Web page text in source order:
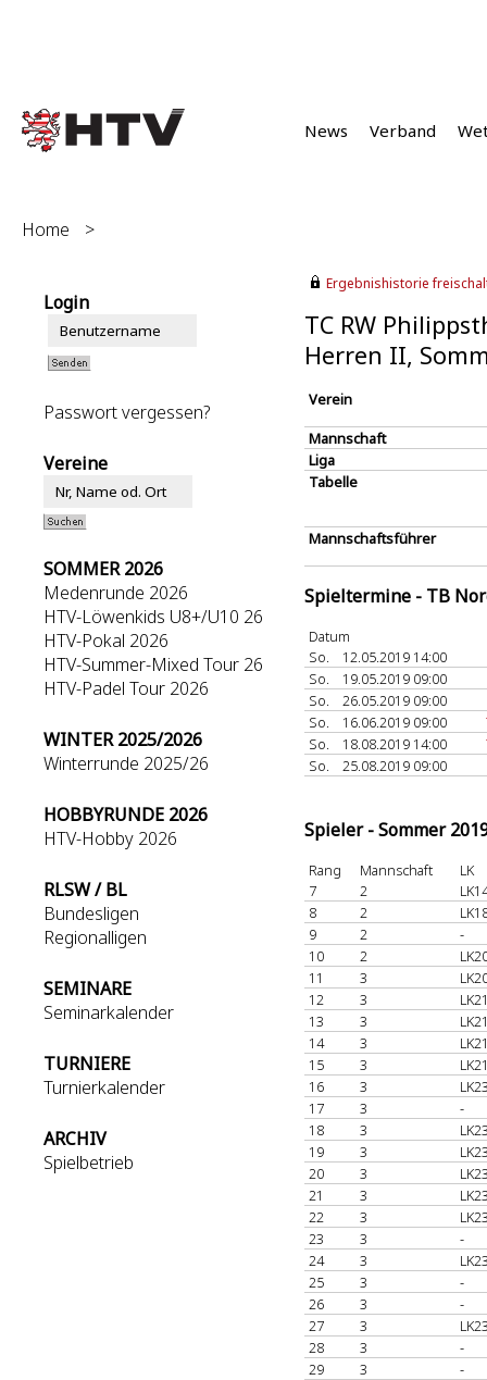
News Verband
Home >
Login
Passwort vergessen?
Vereine
SOMMER 2026
Medenrunde 2026
HTV-Löwenkids U8+/U10 26
HTV-Pokal 2026
HTV-Summer-Mixed Tour 26
HTV-Padel Tour 2026
WINTER 2025/2026
Winterrunde 2025/26
HOBBYRUNDE 2026
HTV-Hobby 2026
RLSW / BL
Bundesligen
Regionalligen
SEMINARE
Seminarkalender
TURNIERE
Turnierkalender
ARCHIV
Spielbetrieb
Ergebnishistorie
TC RW
Herren II,
Verein
Mannschaft
Liga
Tabelle
Mannschaftsführer
Spieltermine - TB
Datum
So.
12.05.2019 14:00
So.
19.05.2019 09:00
So.
26.05.2019 09:00
So.
16.06.2019 09:00
So.
18.08.2019 14:00
So.
25.08.2019 09:00
Spieler - Sommer
Rang Mannschaft
LK
7
2
8
2
9
2
-
10
2
11
3
12
3
13
3
14
3
15
3
16
3
17
3
-
18
3
19
3
20
3
21
3
22
3
23
3
-
24
3
25
3
-
26
3
-
27
3
28
3
-
29
3
-